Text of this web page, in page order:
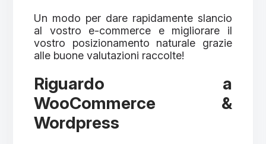
Un modo per dare rapidamente slancio
al vostro e-commerce e migliorare il
vostro posizionamento naturale grazie
alle buone valutazioni raccolte!
Riguardo a
WooCommerce &
Wordpress